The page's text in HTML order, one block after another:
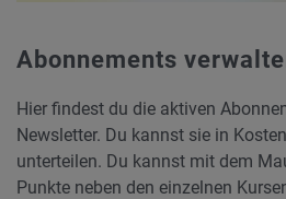
Abonnements
Hier findest du die aktiven
Newsletter. Du kannst sie in
unterteilen. Du kannst mit dem
Punkte neben den einzelnen